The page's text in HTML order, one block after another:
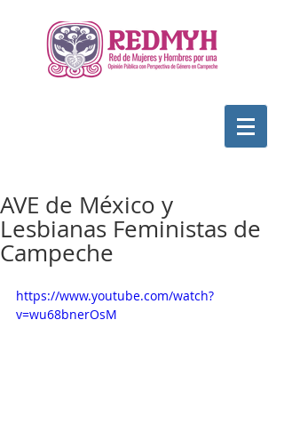
AVE de México y
Lesbianas Feministas de
Campeche
https://www.youtube.com/watch?
v=wu68bnerOsM